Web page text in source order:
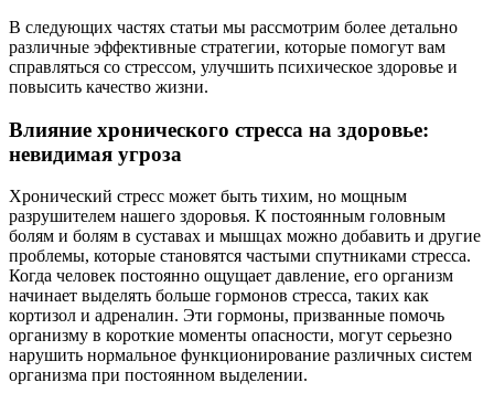
В следующих частях статьи мы рассмотрим более детально
различные эффективные стратегии, которые помогут вам
справляться со стрессом, улучшить психическое здоровье и
повысить качество жизни.
Влияние хронического стресса на здоровье:
невидимая угроза
Хронический стресс может быть тихим, но мощным
разрушителем нашего здоровья. К постоянным головным
болям и болям в суставах и мышцах можно добавить и другие
проблемы, которые становятся частыми спутниками стресса.
Когда человек постоянно ощущает давление, его организм
начинает выделять больше гормонов стресса, таких как
кортизол и адреналин. Эти гормоны, призванные помочь
организму в короткие моменты опасности, могут серьезно
нарушить нормальное функционирование различных систем
организма при постоянном выделении.